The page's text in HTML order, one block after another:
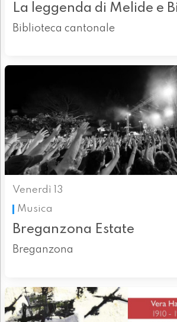
La leggenda di Melide e
Biblioteca cantonale
Venerdì 13
Musica
Breganzona Estate
Breganzona